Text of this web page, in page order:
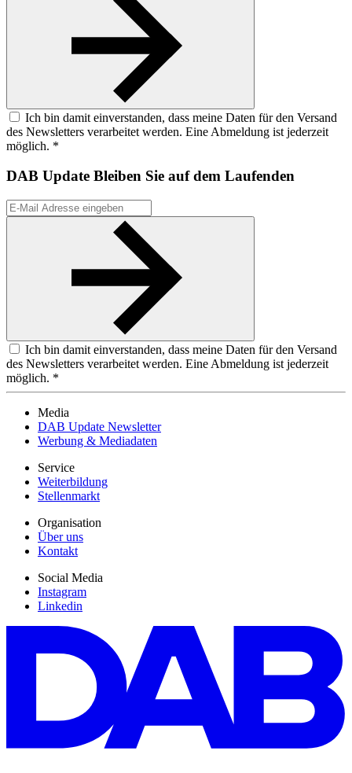
Ich bin damit einverstanden, dass meine Daten für den Versand
des Newsletters verarbeitet werden. Eine Abmeldung ist jederzeit
möglich. *
DAB Update Bleiben Sie auf dem Laufenden
Ich bin damit einverstanden, dass meine Daten für den Versand
des Newsletters verarbeitet werden. Eine Abmeldung ist jederzeit
möglich. *
Media
DAB Update Newsletter
Werbung & Mediadaten
Service
Weiterbildung
Stellenmarkt
Organisation
Über uns
Kontakt
Social Media
Instagram
Linkedin